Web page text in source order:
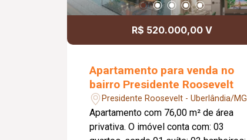
R$ 520.000,00 V
Apartamento para venda no
bairro Presidente Roosevelt
Presidente Roosevelt - Uberlândia/MG
Apartamento com 76,00 m² de área
privativa. O imóvel conta com: 03